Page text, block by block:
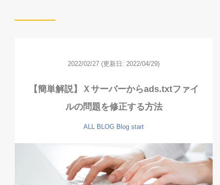
2022/02/27 (更新日: 2022/04/29)
【簡単解説】Ｘサーバーからads.txtファイ
ルの問題を修正する方法
ALL BLOG Blog start